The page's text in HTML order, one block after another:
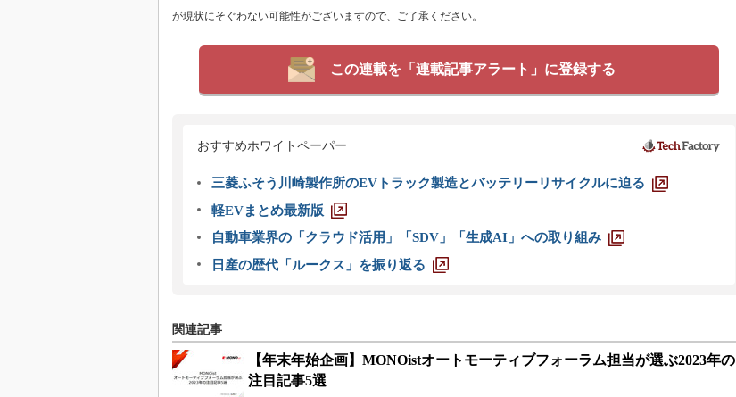
が現状にそぐわない可能性がございますので、ご了承ください。
この連載を「連載記事アラート」に登録する
おすすめホワイトペーパー
三菱ふそう川崎製作所のEVトラック製造とバッテリーリサイクルに迫る
軽EVまとめ最新版
自動車業界の「クラウド活用」「SDV」「生成AI」への取り組み
日産の歴代「ルークス」を振り返る
関連記事
【年末年始企画】MONOistオートモーティブフォーラム担当が選ぶ2023年の
注目記事5選